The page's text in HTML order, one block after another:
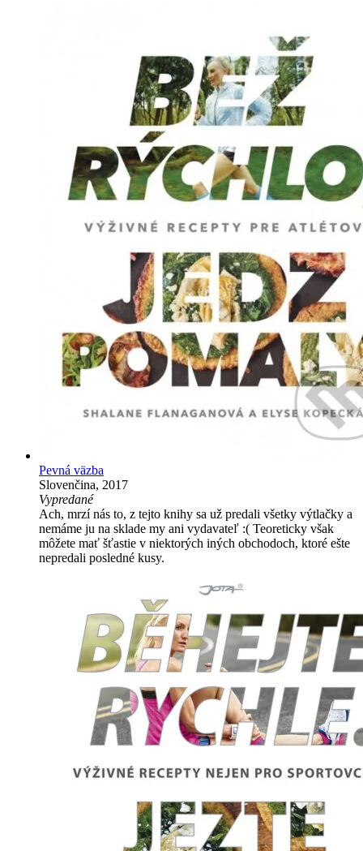
Pevná väzba
Slovenčina, 2017
Vypredané
Ach, mrzí nás to, z tejto knihy sa už predali všetky výtlačky a
nemáme ju na sklade my ani vydavateľ :( Teoreticky však
môžete mať šťastie v niektorých iných obchodoch, ktoré ešte
nepredali posledné kusy.